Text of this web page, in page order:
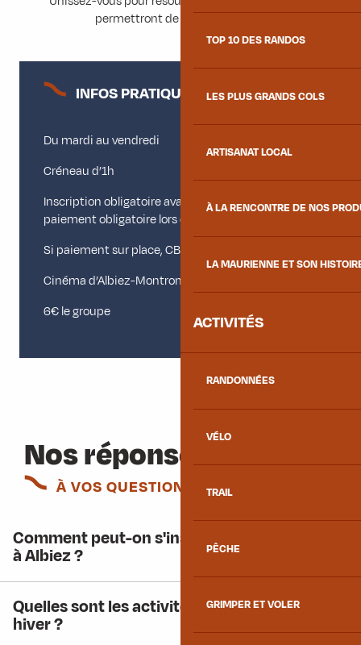
TOP 10 DES RANDOS
LES PLUS GRANDS COLS
ARTISANAT LOCAL
À LA RENCONTRE DE NOS
LA MAURIENNE ET SON
ACTIVITÉS
RANDONNÉES
VÉLO
TRAIL
PÊCHE
GRIMPER ET VOLER
permettront de vous échapper !
INFOS PRATIQUES
Du mardi au vendredi
Créneau d’1h
Inscription obligatoire avant 17h30 la veille et
paiement obligatoire lors de l’inscription
Si paiement sur place, CB uniquement
Cinéma d’Albiez-Montrond
6€ le groupe
Nos réponses
À VOS QUESTIONS
Comment peut-on s'inscrire aux animations
à Albiez ?
Quelles sont les activités à faire à Albiez en
hiver ?